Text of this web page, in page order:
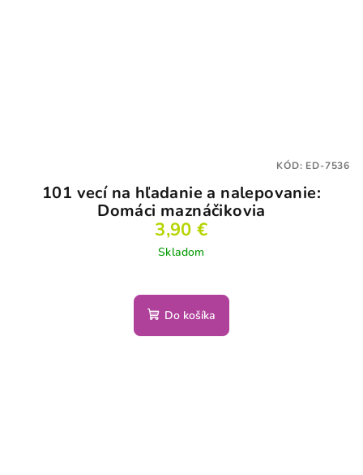
101 vecí na hľadanie a nalepovanie:
Domáci maznáčikovia
3,90 €
Skladom
Do košíka
KÓD: ED-7536